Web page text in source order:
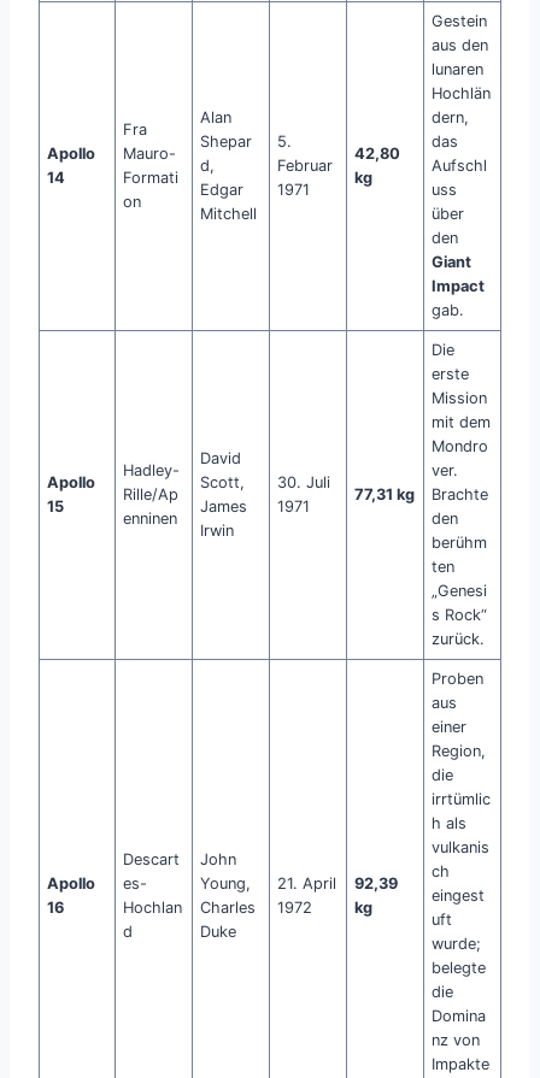
Apollo
14
Fra
Mauro-
Formati
on
Alan
Shepar
d,
Edgar
Mitchell
5.
Februar
1971
42,80
kg
Gestein
aus den
lunaren
Hochlän
dern,
das
Aufschl
uss
über
den
Giant
Impact
gab.
Apollo
15
Hadley-
Rille/Ap
enninen
David
Scott,
James
Irwin
30. Juli
1971
77,31 kg
Die
erste
Mission
mit dem
Mondro
ver.
Brachte
den
berühm
ten
„Genesi
s Rock“
zurück.
Apollo
16
Descart
es-
Hochlan
d
John
Young,
Charles
Duke
21. April
1972
92,39
kg
Proben
aus
einer
Region,
die
irrtümlic
h als
vulkanis
ch
eingest
uft
wurde;
belegte
die
Domina
nz von
Impakte